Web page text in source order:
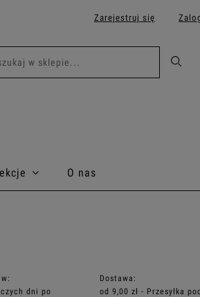
Zarejestruj się
O nas
dni po
Dostawa:
od 9,00 zł - Przesyłka